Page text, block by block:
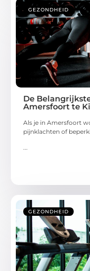
GEZONDHEID
De
Amersfoort te
Als je in Amersfoort
pijnklachten of
...
GEZONDHEID